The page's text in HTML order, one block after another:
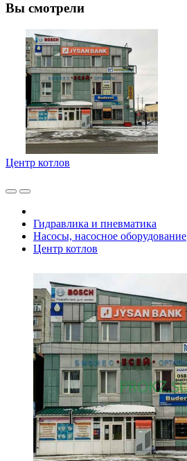
Вы смотрели
Центр котлов
Гидравлика и пневматика
Насосы, насосное оборудование
Центр котлов